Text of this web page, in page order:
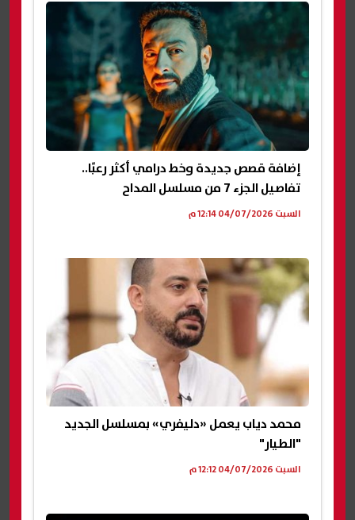
إضافة قصص جديدة وخط درامي أكثر رعبًا..
تفاصيل الجزء 7 من مسلسل المداح
السبت 04/07/2026 12:14 م
محمد دياب يعمل «دليفري» بمسلسل الجديد
"الطيار"
السبت 04/07/2026 12:12 م